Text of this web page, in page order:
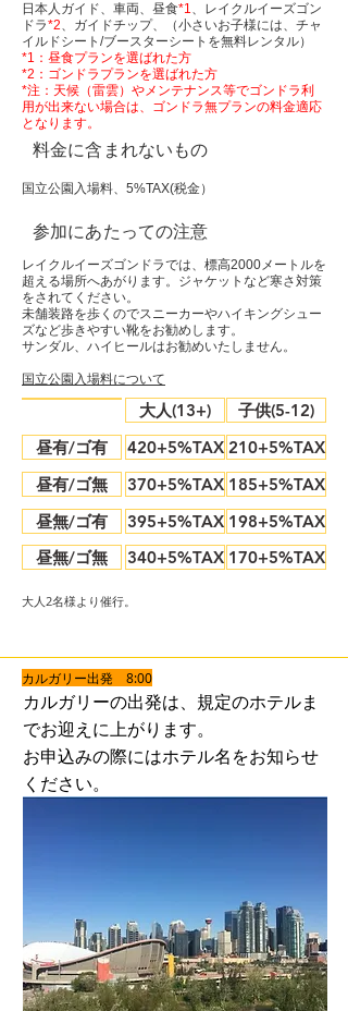
日本人ガイド、車両、昼食*1、レイクルイーズゴン
ドラ*2、ガイドチップ、（小さいお子様には、チャ
イルドシート/ブースターシートを無料レンタル）
*1：昼食プランを選ばれた方
*2：ゴンドラプランを選ばれた方
​*注：天候（雷雲）やメンテナンス等でゴンドラ利
用が出来ない場合は、ゴンドラ無プランの料金適応
となります。
料金に含まれないもの
国立公園入場料、5%TAX(税金）
参加にあたっての注意
レイクルイーズゴンドラでは、標高2000メートルを
超える場所へあがります。ジャケットなど寒さ対策
をされてください。
未舗装路を歩くのでスニーカーやハイキングシュー
ズなど歩きやすい靴をお勧めします。
​サンダル、ハイヒールはお勧めいたしません。
国立公園入場料について
昼有/ゴ有
昼有/ゴ無
昼無/ゴ有
昼無/ゴ無
大人(13+)
420+5%TAX
370+5%TAX
395+5%TAX
340+5%TAX
子供(5-12)
210+5%TAX
185+5%TAX
198+5%TAX
170+5%TAX
大人2名様より催行。
​カルガリー出発 8:00
カルガリーの出発は、規定のホテルま
でお迎えに上がります。
お申込みの際にはホテル名をお知らせ
ください。